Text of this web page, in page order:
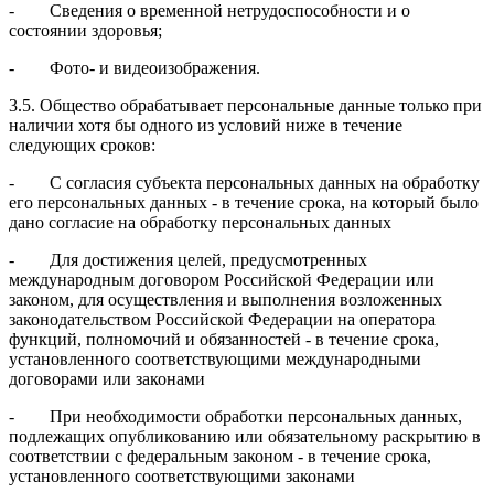
- Сведения о временной нетрудоспособности и о
состоянии здоровья;
- Фото- и видеоизображения.
3.5. Общество обрабатывает персональные данные только при
наличии хотя бы одного из условий ниже в течение
следующих сроков:
- С согласия субъекта персональных данных на обработку
его персональных данных - в течение срока, на который было
дано согласие на обработку персональных данных
- Для достижения целей, предусмотренных
международным договором Российской Федерации или
законом, для осуществления и выполнения возложенных
законодательством Российской Федерации на оператора
функций, полномочий и обязанностей - в течение срока,
установленного соответствующими международными
договорами или законами
- При необходимости обработки персональных данных,
подлежащих опубликованию или обязательному раскрытию в
соответствии с федеральным законом - в течение срока,
установленного соответствующими законами